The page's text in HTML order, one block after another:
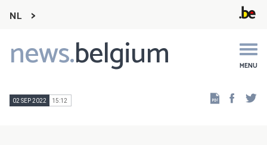
NL
news.belgium MENU
Main
navigation
02 SEP 2022 15:12